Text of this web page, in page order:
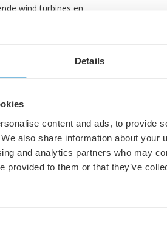
Details
content and ads, to provide
also share information about your
and analytics partners who may
provided to them or that they’ve
wind turbines en
de JIP.
dit project